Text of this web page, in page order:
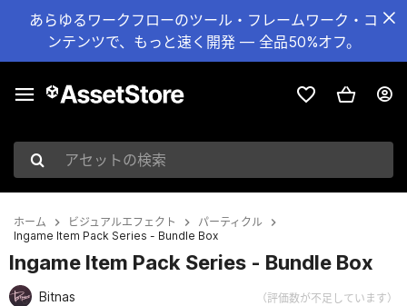
あらゆるワークフローのツール・フレームワーク・コ
ンテンツで、もっと速く開発 — 全品50%オフ。
アセットの検索
ホーム ビジュアルエフェクト
パーティクル
Ingame Item Pack Series - Bundle Box
Ingame Item Pack Series - Bundle Box
Bitnas （評価数が不足しています）